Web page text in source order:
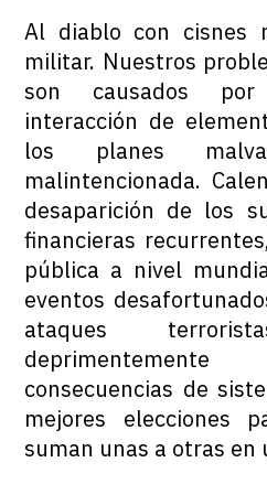
Al diablo con cisnes
militar. Nuestros
son causados
interacción de
los planes
malintencionada.
desaparición de los
financieras
pública a nivel
eventos
ataques
consecuencias de
mejores elecciones
suman unas a otras en